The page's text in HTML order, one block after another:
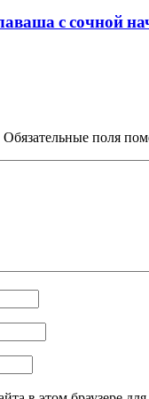
с сочной
Обязательные поля